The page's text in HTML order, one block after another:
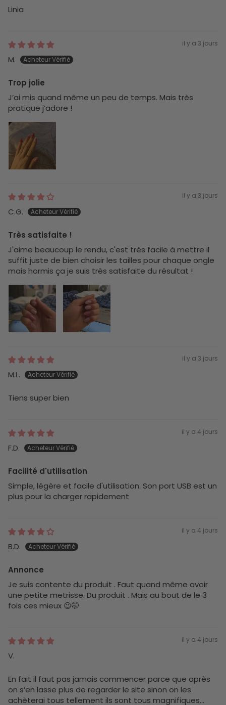
Linia
il y a 3 jours
M.
Trop jolie
J’ai mis quand même un peu de temps. Mais très
pratique j’adore !
il y a 3 jours
C.G.
Très satisfaite !
J'aime beaucoup le rendu, c'est très facile à mettre il
suffit juste de bien choisir les tailles pour chaque ongle
mais hormis ça je suis très satisfaite du résultat !
il y a 3 jours
M.L.
Tiens super bien
il y a 4 jours
F.D.
Facilité d'utilisation
Simple, légère et facile d'utilisation. Son port USB est un
plus pour la charger rapidement
il y a 4 jours
B.D.
Annonce
Je suis contente du produit . Faut quand même avoir
une petite metrisse. Du produit . Mais au bout de le 3
fois ces mieux 😉🤭
il y a 4 jours
V.
En fait il faut pas jamais commencer parce que après
on s’en lasse plus de regarder le site sinon on les
achèterai tous tellement ils sont tous magnifiques...